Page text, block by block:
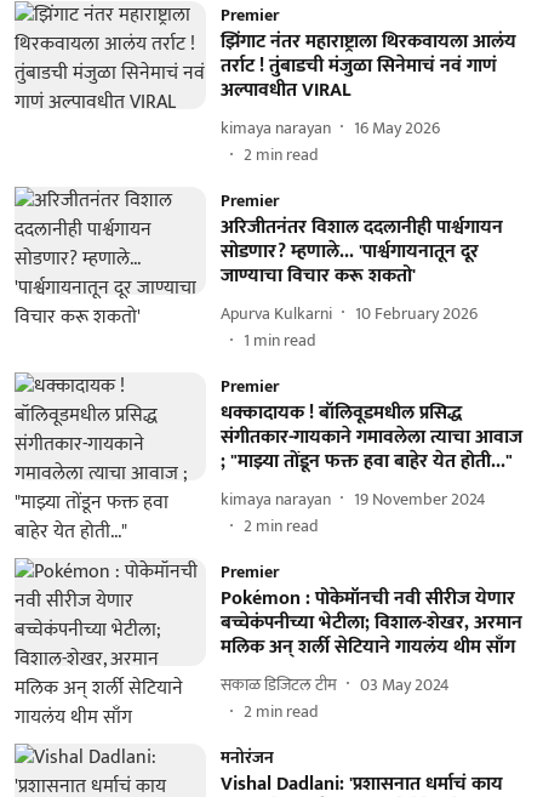
Premier
झिंगाट नंतर महाराष्ट्राला थिरकवायला आलंय
तर्राट ! तुंबाडची मंजुळा सिनेमाचं नवं गाणं
अल्पावधीत VIRAL
kimaya narayan
16 May 2026
2min read
Premier
अरिजीतनंतर विशाल ददलानीही पार्श्वगायन
सोडणार? म्हणाले... 'पार्श्वगायनातून दूर
जाण्याचा विचार करू शकतो'
Apurva Kulkarni
10 February 2026
1 min read
Premier
धक्कादायक ! बॉलिवूडमधील प्रसिद्ध
संगीतकार-गायकाने गमावलेला त्याचा आवाज
; "माझ्या तोंडून फक्त हवा बाहेर येत होती..."
kimaya narayan
19 November 2024
2min read
Premier
Pokémon : पोकेमॉनची नवी सीरीज येणार
बच्चेकंपनीच्या भेटीला; विशाल-शेखर, अरमान
मलिक अन् शर्ली सेटियाने गायलंय थीम साँग
सकाळ डिजिटल टीम
03 May 2024
2min read
मनोरंजन
Vishal Dadlani: 'प्रशासनात धर्माचं काय